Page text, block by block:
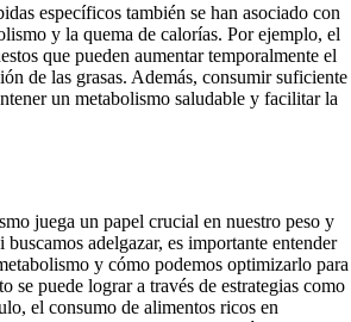
específicos también se han asociado con
y la quema de calorías. Por ejemplo, el
que pueden aumentar temporalmente el
de las grasas. Además, consumir suficiente
un metabolismo saludable y facilitar la
juega un papel crucial en nuestro peso y
adelgazar, es importante entender
y cómo podemos optimizarlo para
se puede lograr a través de estrategias como
el consumo de alimentos ricos en